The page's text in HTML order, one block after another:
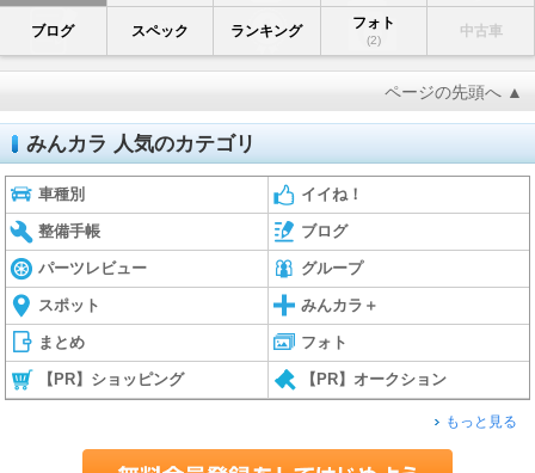
ブログ スペック ランキング フォト
(2)
中古車
ページの先頭へ ▲
みんカラ 人気のカテゴリ
車種別 イイね！
整備手帳 ブログ
パーツレビュー グループ
スポット みんカラ＋
まとめ フォト
【PR】ショッピング 【PR】オークション
もっと見る